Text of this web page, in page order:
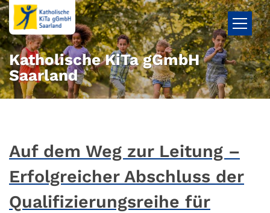
Zum Inhalt springen
Katholische KiTa gGmbH
Saarland
Auf dem Weg zur Leitung –
Erfolgreicher Abschluss der
Qualifizierungsreihe für